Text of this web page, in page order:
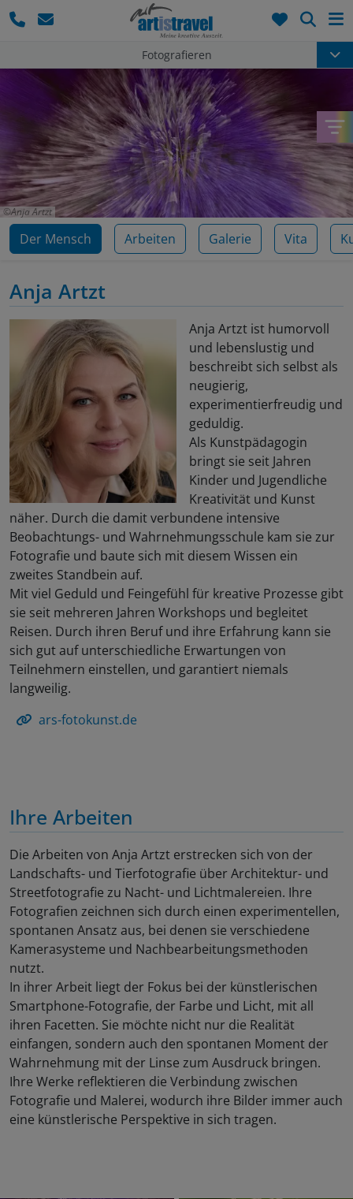
Fotografieren
Anja Artzt
Der Mensch Arbeiten Galerie Vita
Anja Artzt
Anja Artzt ist humorvoll
und lebenslustig und
beschreibt sich selbst als
neugierig,
experimentierfreudig und
geduldig.
Als Kunstpädagogin
bringt sie seit Jahren
Kinder und Jugendliche
Kreativität und Kunst
näher. Durch die damit verbundene intensive
Beobachtungs- und Wahrnehmungsschule kam sie zur
Fotografie und baute sich mit diesem Wissen ein
zweites Standbein auf.
Mit viel Geduld und Feingefühl für kreative Prozesse gibt
sie seit mehreren Jahren Workshops und begleitet
Reisen. Durch ihren Beruf und ihre Erfahrung kann sie
sich gut auf unterschiedliche Erwartungen von
Teilnehmern einstellen, und garantiert niemals
langweilig.
ars-fotokunst.de
Ihre Arbeiten
Die Arbeiten von Anja Artzt erstrecken sich von der
Landschafts- und Tierfotografie über Architektur- und
Streetfotografie zu Nacht- und Lichtmalereien. Ihre
Fotografien zeichnen sich durch einen experimentellen,
spontanen Ansatz aus, bei denen sie verschiedene
Kamerasysteme und Nachbearbeitungsmethoden
nutzt.
In ihrer Arbeit liegt der Fokus bei der künstlerischen
Smartphone-Fotografie, der Farbe und Licht, mit all
ihren Facetten. Sie möchte nicht nur die Realität
einfangen, sondern auch den spontanen Moment der
Wahrnehmung mit der Linse zum Ausdruck bringen.
Ihre Werke reflektieren die Verbindung zwischen
Fotografie und Malerei, wodurch ihre Bilder immer auch
eine künstlerische Perspektive in sich tragen.